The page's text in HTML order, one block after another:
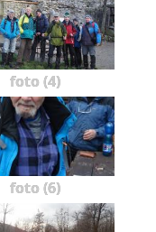
foto (4)
foto (6)